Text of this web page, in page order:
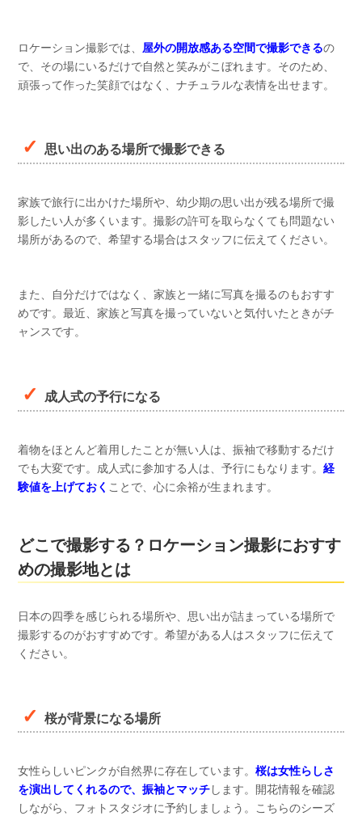
ロケーション撮影では、 屋外の開放感ある空間で撮影できるの
で、その場にいるだけで自然と笑みがこぼれます。そのため、
頑張って作った笑顔ではなく、ナチュラルな表情を出せます。
思い出のある場所で撮影できる
家族で旅行に出かけた場所や、幼少期の思い出が残る場所で撮
影したい人が多くいます。撮影の許可を取らなくても問題ない
場所があるので、希望する場合はスタッフに伝えてください。
また、自分だけではなく、家族と一緒に写真を撮るのもおすす
めです。最近、家族と写真を撮っていないと気付いたときがチ
ャンスです。
成人式の予行になる
着物をほとんど着用したことが無い人は、振袖で移動するだけ
でも大変です。成人式に参加する人は、予行にもなります。 経
験値を上げておく ことで、心に余裕が生まれます。
どこで撮影する？ロケーション撮影におすす
めの撮影地とは
日本の四季を感じられる場所や、思い出が詰まっている場所で
撮影するのがおすすめです。希望がある人はスタッフに伝えて
ください。
桜が背景になる場所
女性らしいピンクが自然界に存在しています。 桜は女性らしさ
を演出してくれるので、振袖とマッチします。開花情報を確認
しながら、フォトスタジオに予約しましょう。こちらのシーズ